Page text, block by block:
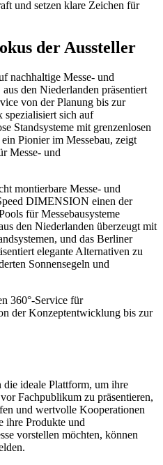
und setzen klare Zeichen für
der Aussteller
nachhaltige Messe- und
den Niederlanden präsentiert
von der Planung bis zur
sich auf
Standsysteme mit grenzenlosen
Pionier im Messebau, zeigt
Messe- und
montierbare Messe- und
DIMENSION einen der
für Messebausysteme
den Niederlanden überzeugt mit
und das Berliner
elegante Alternativen zu
Sonnensegeln und
360°-Service für
der Konzeptentwicklung bis zur
ideale Plattform, um ihre
Fachpublikum zu präsentieren,
und wertvolle Kooperationen
ihre Produkte und
vorstellen möchten, können